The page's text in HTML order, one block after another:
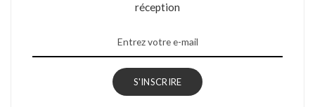
réception
S'INSCRIRE